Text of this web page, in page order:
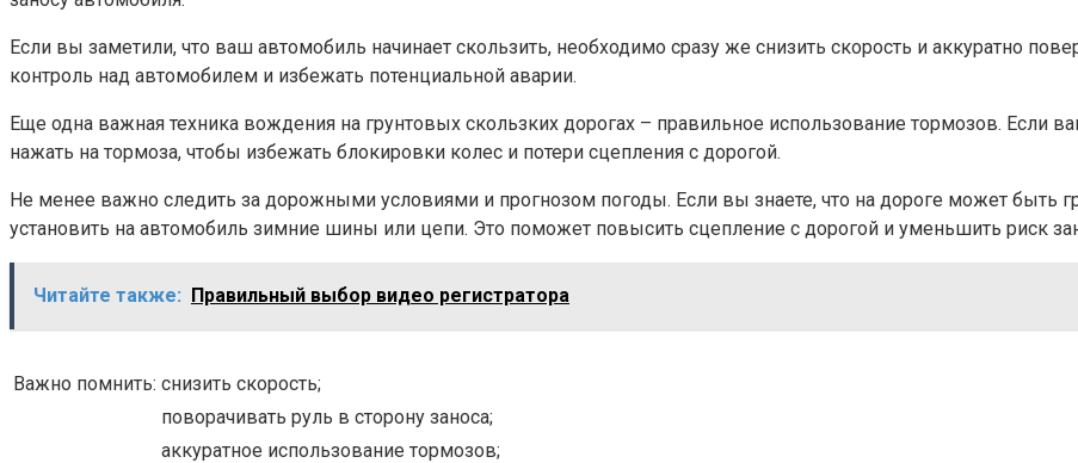
Если вы заметили, что ваш автомобиль начинает скользить, необходимо сразу же снизить скорость и аккуратно
контроль над автомобилем и избежать потенциальной аварии.
Еще одна важная техника вождения на грунтовых скользких дорогах – правильное использование тормозов. Если
нажать на тормоза, чтобы избежать блокировки колес и потери сцепления с дорогой.
Не менее важно следить за дорожными условиями и прогнозом погоды. Если вы знаете, что на дороге может быть
установить на автомобиль зимние шины или цепи. Это поможет повысить сцепление с дорогой и уменьшить риск
Читайте также: Правильный выбор видео регистратора
Важно помнить: снизить скорость;
поворачивать руль в сторону заноса;
аккуратное использование тормозов;